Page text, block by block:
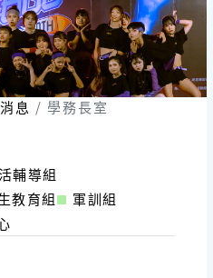
息 學務長室
輔導組
教育組
軍訓組